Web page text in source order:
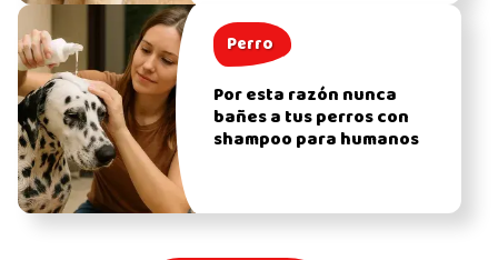
Perro
Por esta razón nunca
bañes a tus perros con
shampoo para humanos